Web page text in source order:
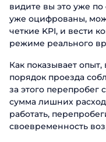
видите вы это уже по
уже оцифрованы,
четкие KPI, и вести
режиме реального
Как показывает
порядок проезда
за этого перепробег
сумма лишних
работать,
своевременность